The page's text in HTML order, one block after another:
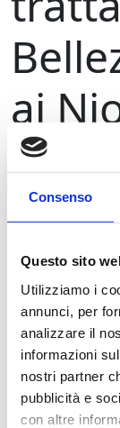
Consenso
Questo sito
Utilizziamo i
annunci, per
analizzare il
informazioni
nostri partner
pubblicità e
con altre
ai
La
della